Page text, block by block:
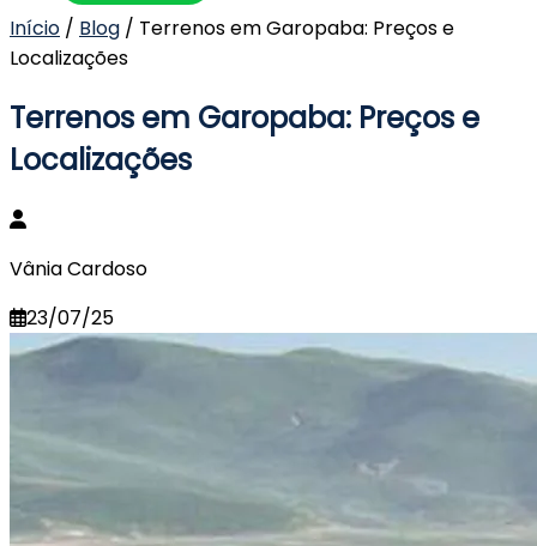
Início / Blog / Terrenos em Garopaba: Preços e
Localizações
Terrenos em Garopaba: Preços e
Localizações
Vânia Cardoso
23/07/25